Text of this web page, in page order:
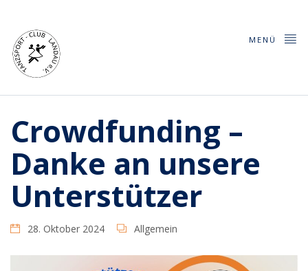
MENÜ
Crowdfunding –
Danke an unsere
Unterstützer
28. Oktober 2024 Allgemein